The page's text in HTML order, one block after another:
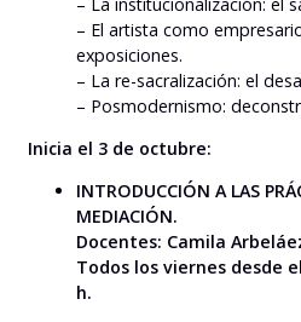
– El artista como
exposiciones.
– La re-sacralización: el
– Posmodernismo:
Inicia el 3 de octubre:
INTRODUCCIÓN A LAS
MEDIACIÓN.
Docentes: Camila
Todos los viernes desde
h.